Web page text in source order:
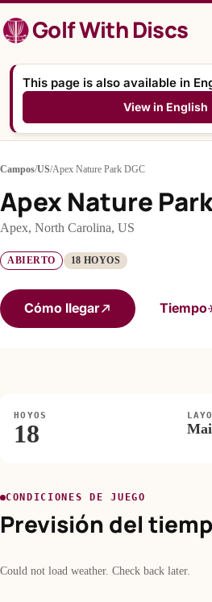
al
contenidoGolf With Discs
This page is also available in
View in English
Campos/US/Apex Nature Park DGC
Apex Nature
Apex, North Carolina, US
ABIERTO 18 HOYOS
Cómo llegar Tiempo
HOYOS
18
CONDICIONES DE JUEGO
Previsión del
Could not load weather. Check back later.